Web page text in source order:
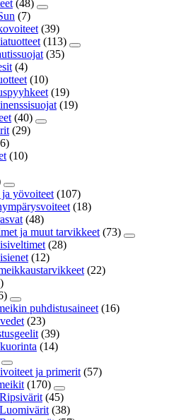
(48)
(7)
(39)
(113)
(35)
(4)
(10)
(19)
(19)
(40)
(29)
(10)
ja yövoiteet (107)
(18)
(48)
ja muut tarvikkeet (73)
(28)
(12)
(22)
puhdistusaineet (16)
(23)
(39)
(14)
ja primerit (57)
(170)
Ripsivärit (45)
Luomivärit (38)